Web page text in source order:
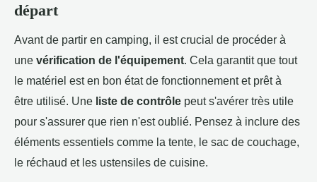
départ
Avant de partir en camping, il est crucial de procéder à
une vérification de l'équipement. Cela garantit que tout
le matériel est en bon état de fonctionnement et prêt à
être utilisé. Une liste de contrôle peut s'avérer très utile
pour s'assurer que rien n'est oublié. Pensez à inclure des
éléments essentiels comme la tente, le sac de couchage,
le réchaud et les ustensiles de cuisine.